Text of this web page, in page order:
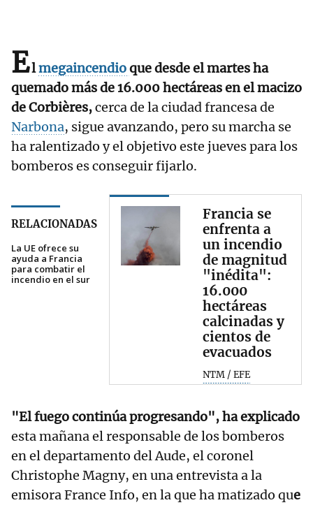
Elmegaincendioque desde el martes ha
quemado más de 16.000 hectáreas en el macizo
de Corbières,cerca de la ciudad francesa de
Narbona, sigue avanzando, pero su marcha se
ha ralentizado y el objetivo este jueves para los
bomberos es conseguir fijarlo.
RELACIONADAS
La UE ofrece su
ayuda a Francia
para combatir el
incendio en el sur
Francia se
enfrenta a
un incendio
de magnitud
"inédita":
16.000
hectáreas
calcinadas y
cientos de
evacuados
NTM / EFE
"El fuego continúa progresando", ha explicado
esta mañana el responsable de los bomberos
en el departamento del Aude, el coronel
Christophe Magny, en una entrevista a la
emisora France Info, en la que ha matizado que